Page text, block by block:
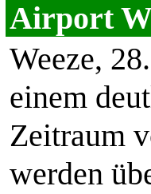
Airport
Weeze,
einem
Zeitraum
werden